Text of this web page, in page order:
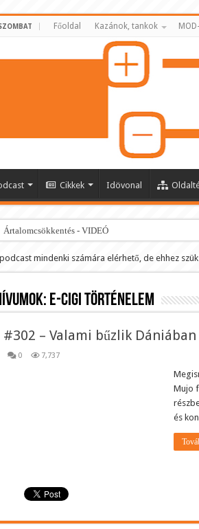
Főoldal Kazánok, tankok
Cikkek Idövonal
Ártalomcsökkentés - VIDEÓ
E-cigi használati szokások 2.0
Android Podcast alkalmazás letöltése
Párásító podcast lejátszási lista
mindenki számára elérhető, de ehhez
e-cigi történelem
#302 – Valami bűzlik Dániában
0 7,737
Mujo
és